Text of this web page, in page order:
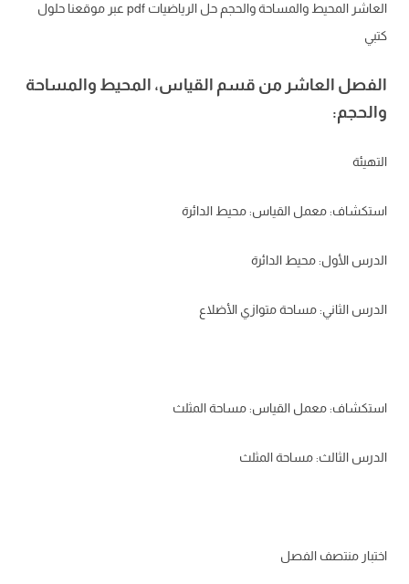
العاشر المحيط والمساحة والحجم حل الرياضيات pdf عبر موقعنا حلول
كتبي
الفصل العاشر من قسم القياس، المحيط والمساحة
والحجم:
التهيئة
استكشاف: معمل القياس: محيط الدائرة
الدرس الأول: محيط الدائرة
الدرس الثاني: مساحة متوازي الأضلاع
استكشاف: معمل القياس: مساحة المثلث
الدرس الثالث: مساحة المثلث
اختبار منتصف الفصل